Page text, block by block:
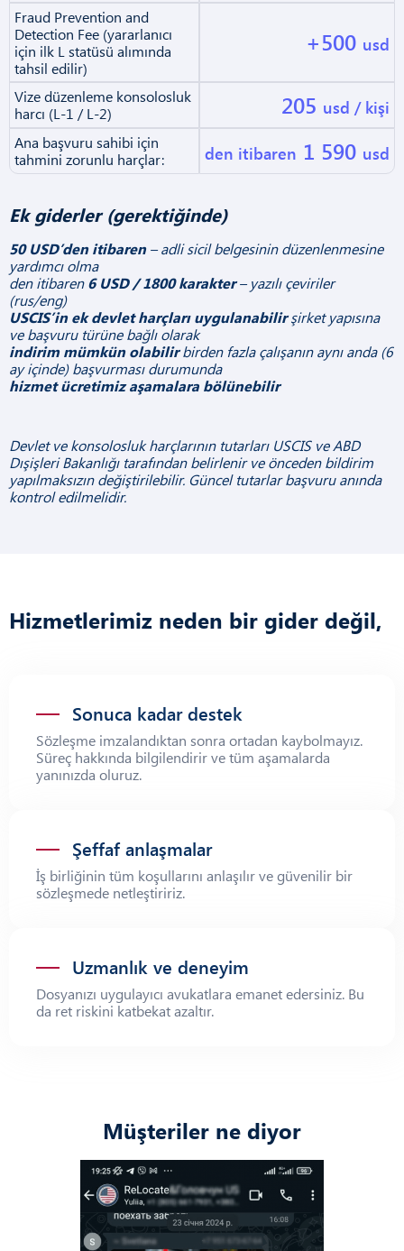
Fraud Prevention and
Detection Fee (yararlanıcı
için ilk L statüsü alımında
tahsil edilir)
+500 usd
Vize düzenleme konsolosluk
harcı (L-1 / L-2)
205 usd / kişi
Ana başvuru sahibi için
tahmini zorunlu harçlar:
den itibaren 1 590 usd
Ek giderler (gerektiğinde)
50 USD’den itibaren– adli sicil belgesinin düzenlenmesine
yardımcı olma
den itibaren6 USD / 1800 karakter– yazılı çeviriler
(rus/eng)
USCIS’in ek devlet harçları uygulanabilirşirket yapısına
ve başvuru türüne bağlı olarak
indirim mümkün olabilirbirden fazla çalışanın aynı anda (6
ay içinde) başvurması durumunda
hizmet ücretimiz aşamalara bölünebilir
Devlet ve konsolosluk harçlarının tutarları USCIS ve ABD
Dışişleri Bakanlığı tarafından belirlenir ve önceden bildirim
yapılmaksızın değiştirilebilir. Güncel tutarlar başvuru anında
kontrol edilmelidir.
Hizmetlerimiz neden bir gider değil,
Sonuca kadar destek
Sözleşme imzalandıktan sonra ortadan kaybolmayız.
Süreç hakkında bilgilendirir ve tüm aşamalarda
yanınızda oluruz.
Şeffaf anlaşmalar
İş birliğinin tüm koşullarını anlaşılır ve güvenilir bir
sözleşmede netleştiririz.
Uzmanlık ve deneyim
Dosyanızı uygulayıcı avukatlara emanet edersiniz. Bu
da ret riskini katbekat azaltır.
Müşteriler ne diyor